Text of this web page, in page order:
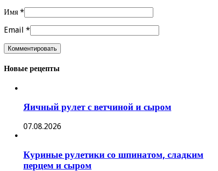
Имя *
Email *
Новые рецепты
Яичный рулет с ветчиной и сыром
07.08.2026
Куриные рулетики со шпинатом, сладким
перцем и сыром